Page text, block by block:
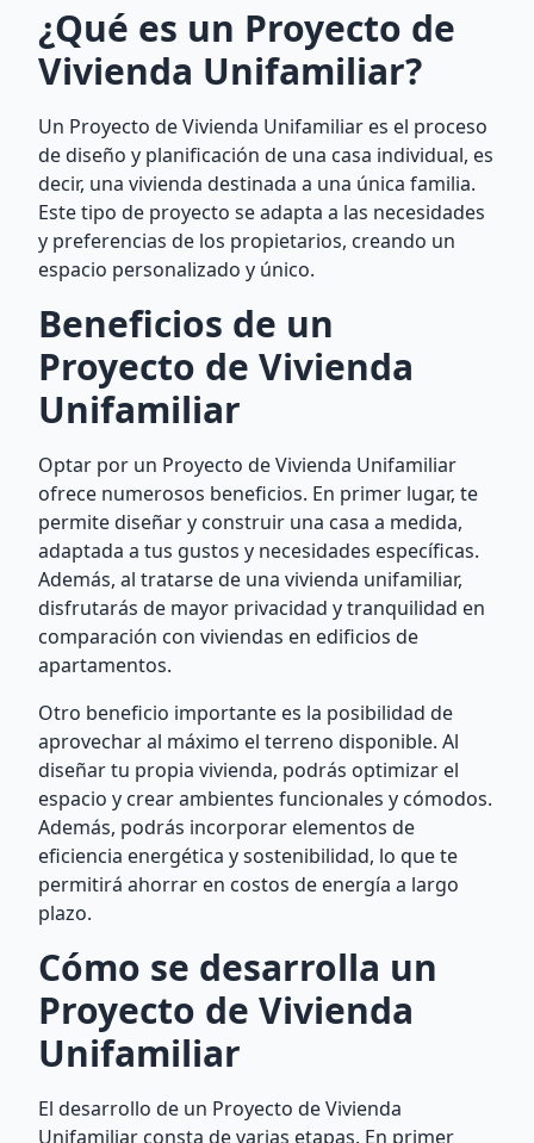
¿Qué es un Proyecto de
Vivienda Unifamiliar?
Un Proyecto de Vivienda Unifamiliar es el proceso
de diseño y planificación de una casa individual, es
decir, una vivienda destinada a una única familia.
Este tipo de proyecto se adapta a las necesidades
y preferencias de los propietarios, creando un
espacio personalizado y único.
Beneficios de un
Proyecto de Vivienda
Unifamiliar
Optar por un Proyecto de Vivienda Unifamiliar
ofrece numerosos beneficios. En primer lugar, te
permite diseñar y construir una casa a medida,
adaptada a tus gustos y necesidades específicas.
Además, al tratarse de una vivienda unifamiliar,
disfrutarás de mayor privacidad y tranquilidad en
comparación con viviendas en edificios de
apartamentos.
Otro beneficio importante es la posibilidad de
aprovechar al máximo el terreno disponible. Al
diseñar tu propia vivienda, podrás optimizar el
espacio y crear ambientes funcionales y cómodos.
Además, podrás incorporar elementos de
eficiencia energética y sostenibilidad, lo que te
permitirá ahorrar en costos de energía a largo
plazo.
Cómo se desarrolla un
Proyecto de Vivienda
Unifamiliar
El desarrollo de un Proyecto de Vivienda
Unifamiliar consta de varias etapas. En primer